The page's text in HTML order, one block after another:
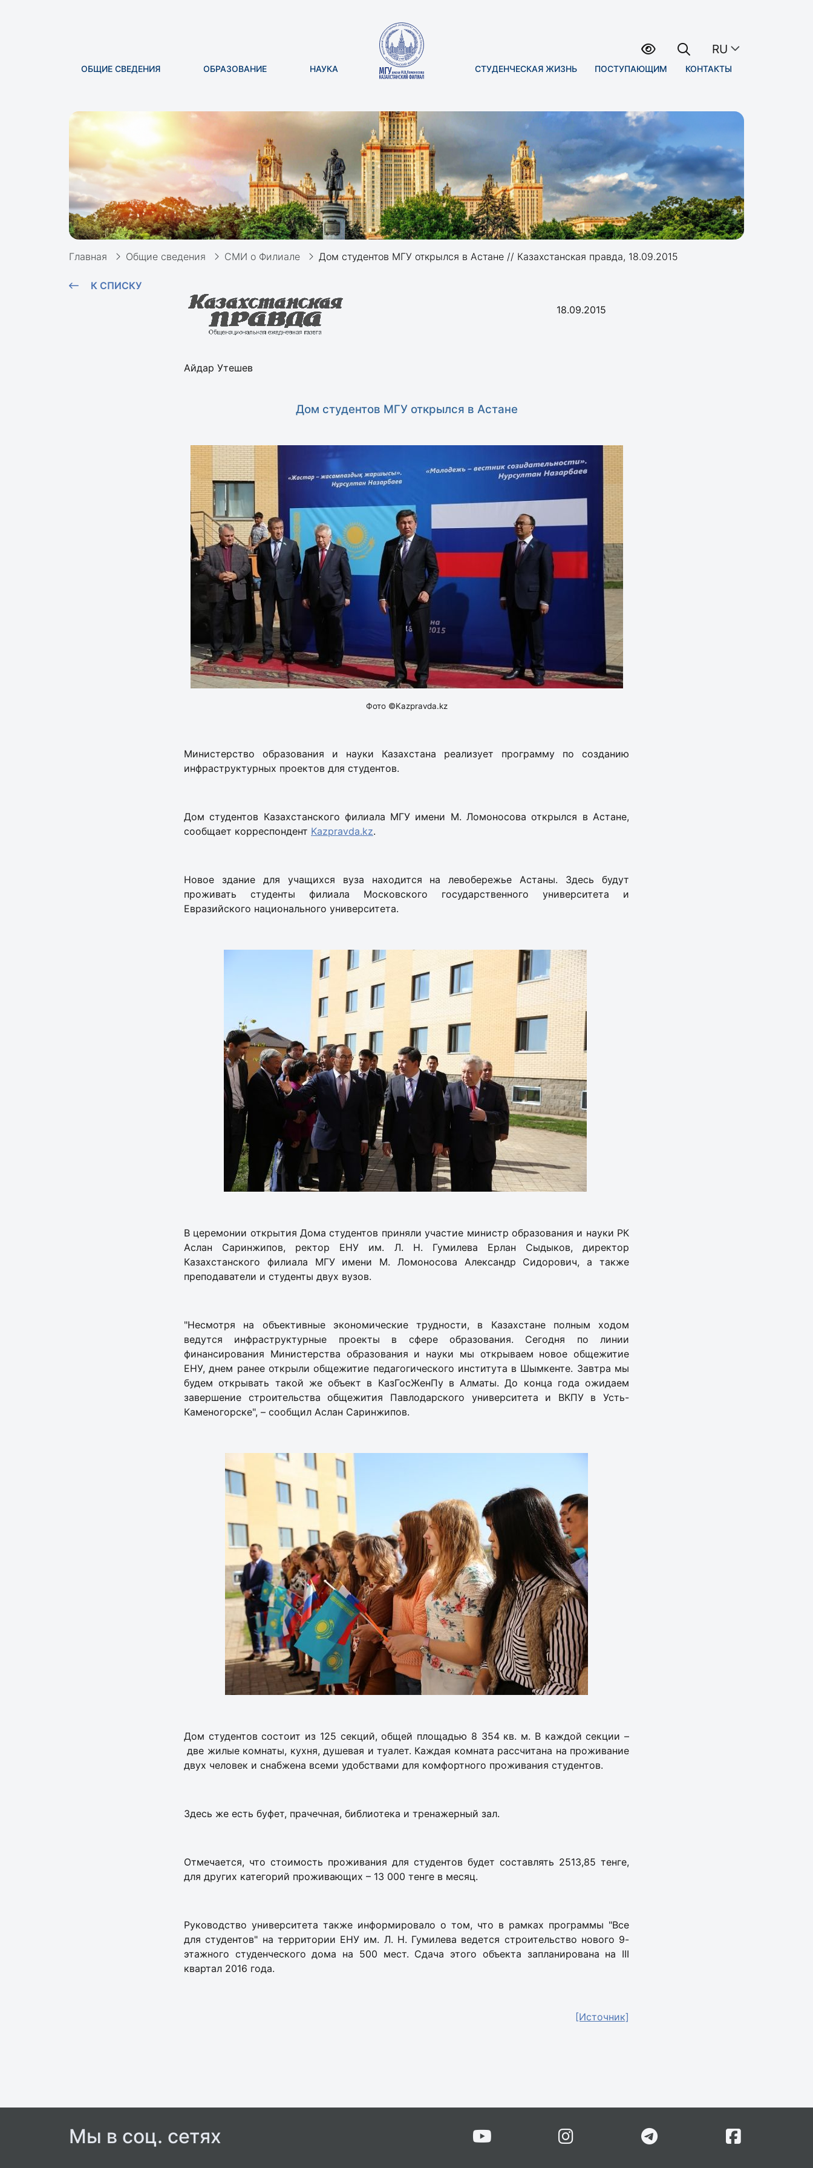
ОБЩИЕ СВЕДЕНИЯ ОБРАЗОВАНИЕ НАУКА СТУДЕНЧЕСКАЯ ЖИЗНЬ ПОСТУПАЮЩИМ КОНТАКТЫ
RU
Главная Общие сведения СМИ о Филиале Дом студентов МГУ открылся в Астане // Казахстанская правда, 18.09.2015
К СПИСКУ
18.09.2015
Айдар Утешев
Дом студентов МГУ открылся в Астане
Фото ©Kazpravda.kz
Министерство образования и науки Казахстана реализует программу по созданию
инфраструктурных проектов для студентов.
Дом студентов Казахстанского филиала МГУ имени М. Ломоносова открылся в Астане,
сообщает корреспондент Kazpravda.kz.
Новое здание для учащихся вуза находится на левобережье Астаны. Здесь будут
проживать студенты филиала Московского государственного университета и
Евразийского национального университета.
В церемонии открытия Дома студентов приняли участие министр образования и науки РК
Аслан Саринжипов, ректор ЕНУ им. Л. Н. Гумилева Ерлан Сыдыков, директор
Казахстанского филиала МГУ имени М. Ломоносова Александр Сидорович, а также
преподаватели и студенты двух вузов.
"Несмотря на объективные экономические трудности, в Казахстане полным ходом
ведутся инфраструктурные проекты в сфере образования. Сегодня по линии
финансирования Министерства образования и науки мы открываем новое общежитие
ЕНУ, днем ранее открыли общежитие педагогического института в Шымкенте. Завтра мы
будем открывать такой же объект в КазГосЖенПу в Алматы. До конца года ожидаем
завершение строительства общежития Павлодарского университета и ВКПУ в Усть-
Каменогорске", – сообщил Аслан Саринжипов.
Дом студентов состоит из 125 секций, общей площадью 8 354 кв. м. В каждой секции –
две жилые комнаты, кухня, душевая и туалет. Каждая комната рассчитана на проживание
двух человек и снабжена всеми удобствами для комфортного проживания студентов.
Здесь же есть буфет, прачечная, библиотека и тренажерный зал.
Отмечается, что стоимость проживания для студентов будет составлять 2513,85 тенге,
для других категорий проживающих – 13 000 тенге в месяц.
Руководство университета также информировало о том, что в рамках программы "Все
для студентов" на территории ЕНУ им. Л. Н. Гумилева ведется строительство нового 9-
этажного студенческого дома на 500 мест. Сдача этого объекта запланирована на III
квартал 2016 года.
[Источник]
Мы в соц. сетях